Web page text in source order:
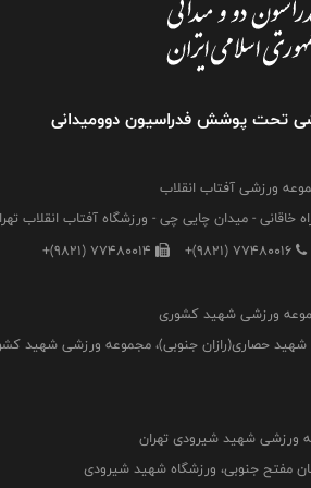
تحت پوشش فدراسیون دوومیدانی
ورزشی آفتاب انقلاب
خاقانی - میدان چایی چی - ورزشگاه آفتاب انقلاب
+(9821) 77480016
+(9821) 77480014
ورزشی شهید کشوری
شهید حصاری(رازان جنوبی)، مجموعه ورزشی شهید
ورزشی شهید شیرودی تهران
مفتح جنوبی، ورزشگاه شهید شیرودی